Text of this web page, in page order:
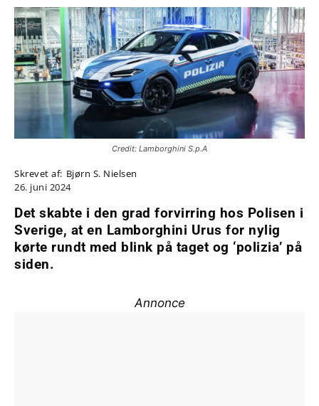
Credit: Lamborghini S.p.A
Skrevet af: Bjørn S. Nielsen
26. juni 2024
Det skabte i den grad forvirring hos Polisen i
Sverige, at en Lamborghini Urus for nylig
kørte rundt med blink på taget og ‘polizia’ på
siden.
Annonce